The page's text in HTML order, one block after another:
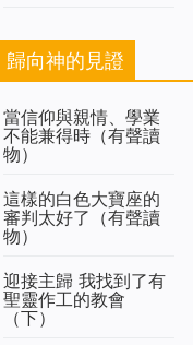
歸向神的見證
當信仰與親情、學業
不能兼得時（有聲讀
物）
這樣的白色大寶座的
審判太好了（有聲讀
物）
迎接主歸 我找到了有
聖靈作工的教會
（下）